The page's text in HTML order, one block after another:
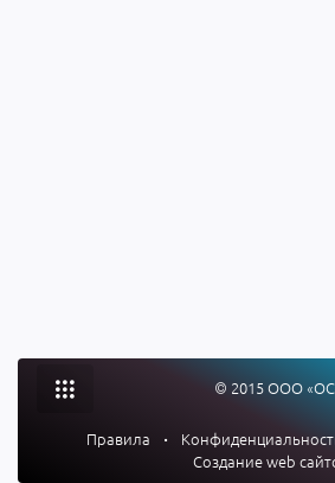
© 2015 ООО
Правила •
Создание web